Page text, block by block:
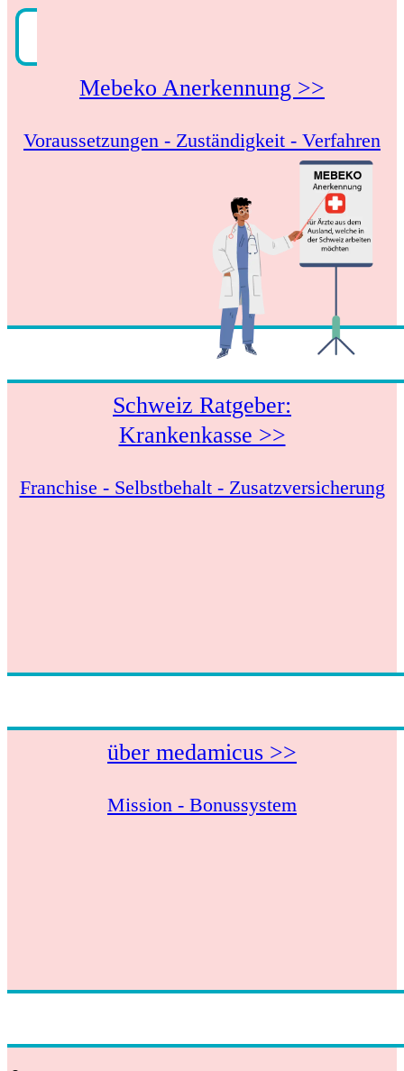
Mebeko Anerkennung >>
Voraussetzungen - Zuständigkeit - Verfahren
Schweiz Ratgeber:
Krankenkasse >>
Franchise - Selbstbehalt - Zusatzversicherung
über medamicus >>
Mission - Bonussystem